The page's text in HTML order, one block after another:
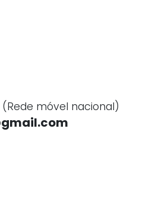
(Rede móvel nacional)